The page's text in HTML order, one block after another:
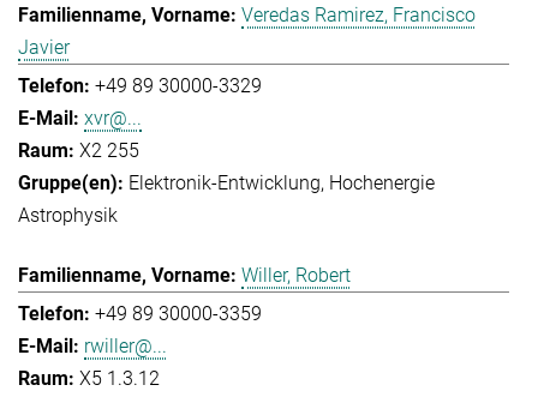
Veredas Ramirez, Francisco
Javier
+49 89 30000-3329
xvr@...
X2 255
Elektronik-Entwicklung Hochenergie
Astrophysik
Willer, Robert
+49 89 30000-3359
rwiller@...
X5 1.3.12